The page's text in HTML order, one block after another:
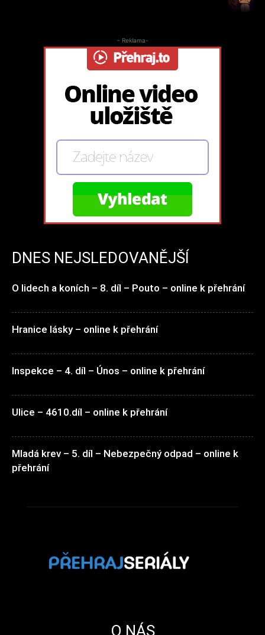
- Reklama-
DNES NEJSLEDOVANĚJŠÍ
O lidech a koních – 8. díl – Pouto – online k přehrání
Hranice lásky – online k přehrání
Inspekce – 4. díl – Únos – online k přehrání
Ulice – 4610.díl – online k přehrání
Mladá krev – 5. díl – Nebezpečný odpad – online k
přehrání
O NÁS